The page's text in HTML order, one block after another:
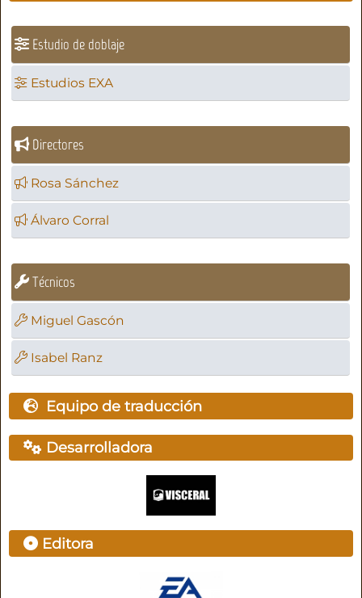
Estudio de doblaje
Estudios EXA
Directores
Rosa Sánchez
Álvaro Corral
Técnicos
Miguel Gascón
Isabel Ranz
Equipo de traducción
Desarrolladora
Editora